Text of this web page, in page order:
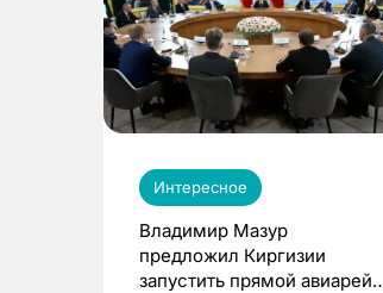
Интересное
Владимир Мазур
предложил Киргизии
запустить прямой авиарейс